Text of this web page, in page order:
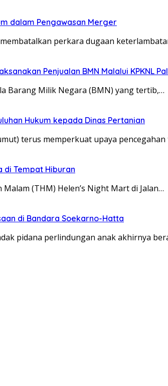
dalam Pengawasan Merger
perkara dugaan
Penjualan BMN Malalui KPKNL
Barang Milik Negara (BMN) yang tertib,…
Hukum kepada Dinas Pertanian
terus memperkuat upaya
di Tempat Hiburan
(THM) Helen’s Night Mart di Jalan…
di Bandara Soekarno-Hatta
pidana perlindungan anak akhirnya